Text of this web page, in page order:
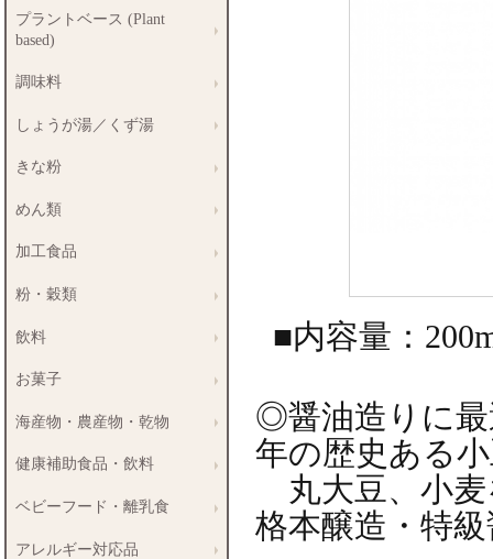
■内容量：
◎醤油造りに最
年の歴史ある
丸大豆、小麦
格本醸造・特
プラントベース (Plant
based)
調味料
しょうが湯／くず湯
きな粉
めん類
加工食品
粉・穀類
飲料
お菓子
海産物・農産物・乾物
健康補助食品・飲料
ベビーフード・離乳食
アレルギー対応品